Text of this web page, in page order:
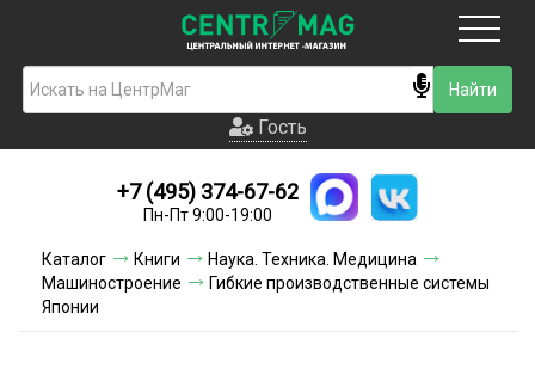
Гость
Новинки
Условия доставки
Гость
+7 (495) 374-67-62
Пн-Пт 9:00-19:00
Каталог Книги
Наука. Техника. Медицина
Машиностроение
Гибкие производственные системы
Японии